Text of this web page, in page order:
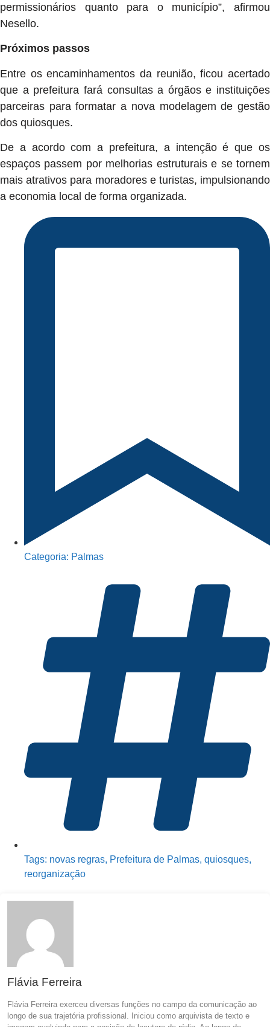
permissionários quanto para o município”, afirmou
Nesello.
Próximos passos
Entre os encaminhamentos da reunião, ficou acertado
que a prefeitura fará consultas a órgãos e instituições
parceiras para formatar a nova modelagem de gestão
dos quiosques.
De a acordo com a prefeitura, a intenção é que os
espaços passem por melhorias estruturais e se tornem
mais atrativos para moradores e turistas, impulsionando
a economia local de forma organizada.
Categoria: Palmas
Tags: novas regras, Prefeitura de Palmas, quiosques,
reorganização
Flávia Ferreira
Flávia Ferreira exerceu diversas funções no campo da comunicação ao
longo de sua trajetória profissional. Iniciou como arquivista de texto e